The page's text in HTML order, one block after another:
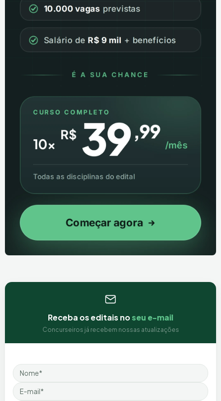
Receba os editais noseu e-mail
Concurseiros já recebem nossas atualizações
Nome
Email